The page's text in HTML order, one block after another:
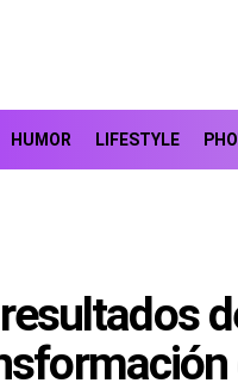
HUMOR LIFESTYLE